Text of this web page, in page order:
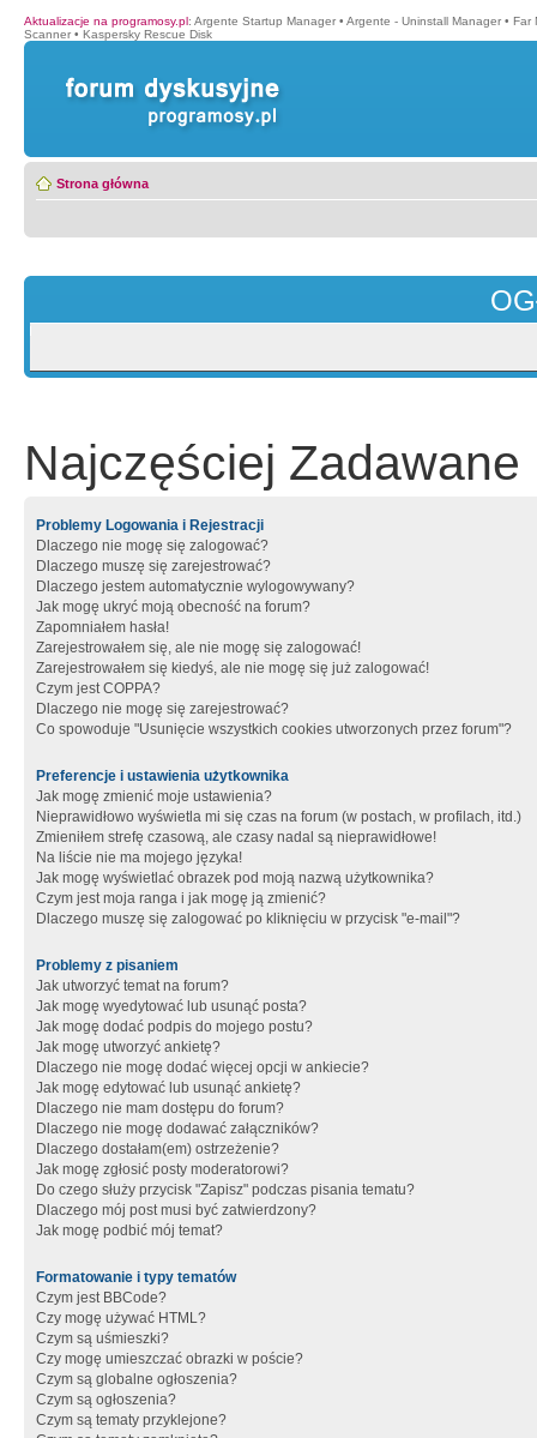
Aktualizacje na programosy.pl: Argente Startup Manager • Argente - Uninstall Manager • Far
Scanner • Kaspersky Rescue Disk
Strona główna
Najczęściej Zadawane
Problemy Logowania i Rejestracji
Dlaczego nie mogę się zalogować?
Dlaczego muszę się zarejestrować?
Dlaczego jestem automatycznie wylogowywany?
Jak mogę ukryć moją obecność na forum?
Zapomniałem hasła!
Zarejestrowałem się, ale nie mogę się zalogować!
Zarejestrowałem się kiedyś, ale nie mogę się już zalogować!
Czym jest COPPA?
Dlaczego nie mogę się zarejestrować?
Co spowoduje "Usunięcie wszystkich cookies utworzonych przez forum"?
Preferencje i ustawienia użytkownika
Jak mogę zmienić moje ustawienia?
Nieprawidłowo wyświetla mi się czas na forum (w postach, w profilach, itd.)
Zmieniłem strefę czasową, ale czasy nadal są nieprawidłowe!
Na liście nie ma mojego języka!
Jak mogę wyświetlać obrazek pod moją nazwą użytkownika?
Czym jest moja ranga i jak mogę ją zmienić?
Dlaczego muszę się zalogować po kliknięciu w przycisk "e-mail"?
Problemy z pisaniem
Jak utworzyć temat na forum?
Jak mogę wyedytować lub usunąć posta?
Jak mogę dodać podpis do mojego postu?
Jak mogę utworzyć ankietę?
Dlaczego nie mogę dodać więcej opcji w ankiecie?
Jak mogę edytować lub usunąć ankietę?
Dlaczego nie mam dostępu do forum?
Dlaczego nie mogę dodawać załączników?
Dlaczego dostałam(em) ostrzeżenie?
Jak mogę zgłosić posty moderatorowi?
Do czego służy przycisk "Zapisz" podczas pisania tematu?
Dlaczego mój post musi być zatwierdzony?
Jak mogę podbić mój temat?
Formatowanie i typy tematów
Czym jest BBCode?
Czy mogę używać HTML?
Czym są uśmieszki?
Czy mogę umieszczać obrazki w poście?
Czym są globalne ogłoszenia?
Czym są ogłoszenia?
Czym są tematy przyklejone?